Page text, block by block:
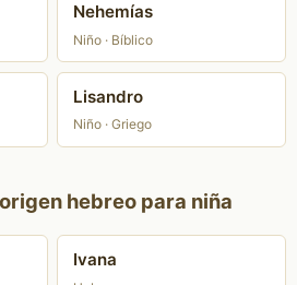
Nehemías
Niño · Bíblico
Lisandro
Niño · Griego
hebreo para niña
Ivana